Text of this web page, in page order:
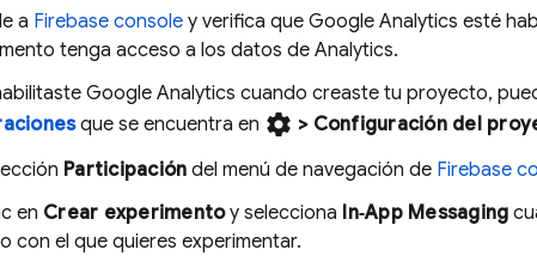
a Firebase console y verifica que Google Analytics esté
tenga acceso a los datos de Analytics.
Google Analytics cuando creaste tu proyecto,
que se encuentra en settings > Configuración del
Participación del menú de navegación de Firebase
en Crear experimentoy selecciona In‑App Messaging
con el que quieres experimentar.